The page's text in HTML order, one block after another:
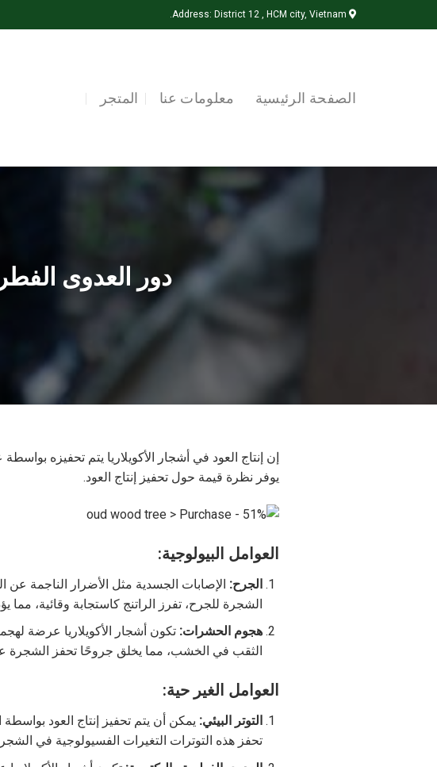
to
الصفحة الرئيسية معلومات عنا المتجر
دور العدوى
إن إنتاج العود في أشجار الأكويلاريا يتم تحفيزه
يوفر نظرة قيمة حول تحفيز إنتاج العود.
العوامل البيولوجية:
الجرح: الإصابات الجسدية مثل الأضرار الناجمة عن
الشجرة للجرح، تفرز الراتنج كاستجابة وقائية،
هجوم الحشرات: تكون أشجار الأكويلاريا عرضة
الثقب في الخشب، مما يخلق جروحًا تحفز الشجرة
العوامل الغير حية:
التوتر البيئي: يمكن أن يتم تحفيز إنتاج العود
تحفز هذه التوترات التغيرات الفسيولوجية في